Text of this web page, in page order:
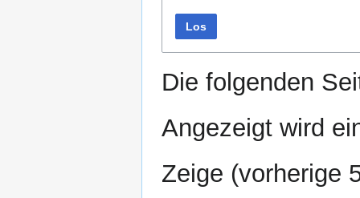
Los
Die folgenden
Angezeigt wird
Zeige (vorherige